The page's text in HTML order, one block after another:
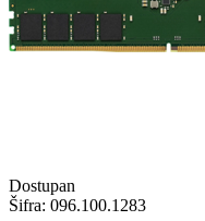
Dostupan
Šifra: 096.100.1283